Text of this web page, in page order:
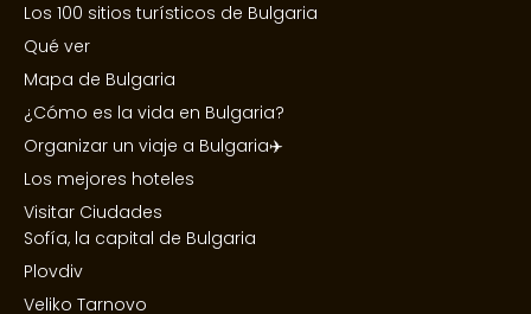
Los 100 sitios turísticos de Bulgaria
Qué ver
Mapa de Bulgaria
¿Cómo es la vida en Bulgaria?
Organizar un viaje a Bulgaria✈️
Los mejores hoteles
Visitar Ciudades
Sofía, la capital de Bulgaria
Plovdiv
Veliko Tarnovo